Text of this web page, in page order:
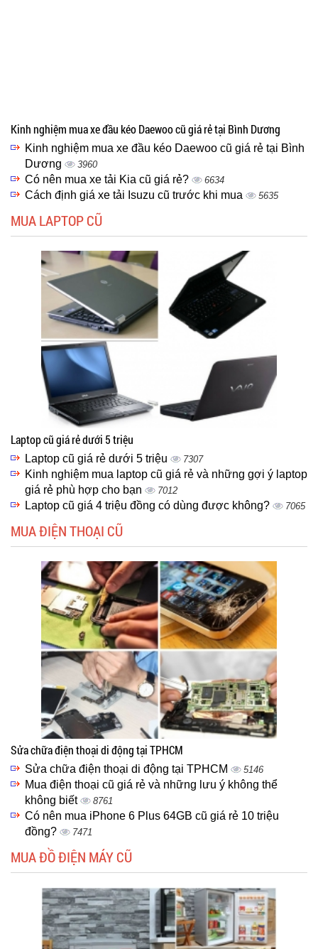
Kinh nghiệm mua xe đầu kéo Daewoo cũ giá rẻ tại Bình Dương
Kinh nghiệm mua xe đầu kéo Daewoo cũ giá rẻ tại Bình
Dương
3960
Có nên mua xe tải Kia cũ giá rẻ? 6634
Cách định giá xe tải Isuzu cũ trước khi mua 5635
MUA LAPTOP CŨ
Laptop cũ giá rẻ dưới 5 triệu
Laptop cũ giá rẻ dưới 5 triệu 7307
Kinh nghiệm mua laptop cũ giá rẻ và những gợi ý laptop
giá rẻ phù hợp cho bạn
7012
Laptop cũ giá 4 triệu đồng có dùng được không? 7065
MUA ĐIỆN THOẠI CŨ
Sửa chữa điện thoại di động tại TPHCM
Sửa chữa điện thoại di động tại TPHCM 5146
Mua điện thoại cũ giá rẻ và những lưu ý không thể
không biết
8761
Có nên mua iPhone 6 Plus 64GB cũ giá rẻ 10 triệu
đồng?
7471
MUA ĐỒ ĐIỆN MÁY CŨ